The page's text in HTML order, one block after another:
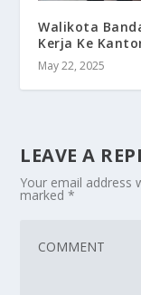
Walikota
Kerja Ke
May 22, 2025
LEAVE A
Your email address
marked*